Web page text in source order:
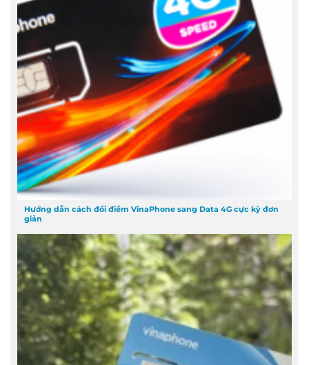
Hướng dẫn cách đổi điểm VinaPhone sang Data 4G cực kỳ đơn
giản